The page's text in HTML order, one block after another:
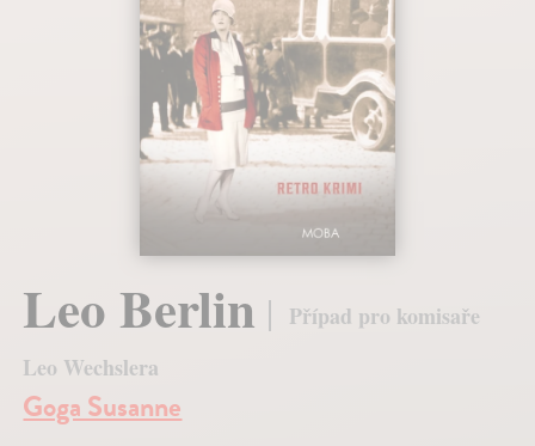
Leo Berlin
Případ pro komisaře
Leo Wechslera
Goga Susanne